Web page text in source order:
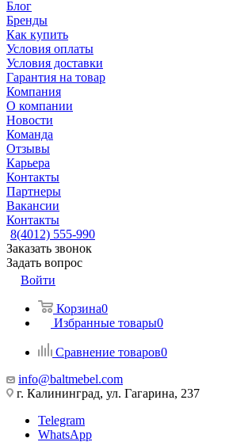
Блог
Бренды
Как купить
Условия оплаты
Условия доставки
Гарантия на товар
Компания
О компании
Новости
Команда
Отзывы
Карьера
Контакты
Партнеры
Вакансии
Контакты
8(4012) 555-990
Заказать звонок
Задать вопрос
Войти
Корзина0
Избранные товары0
Сравнение товаров0
info@baltmebel.com
г. Калининград, ул. Гагарина, 237
Telegram
WhatsApp